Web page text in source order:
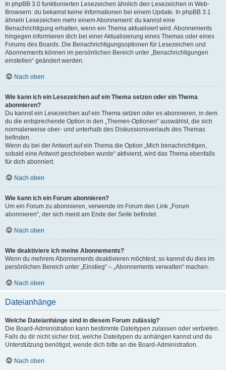
In phpBB 3.0 funktionierten Lesezeichen ähnlich den Lesezeichen in Web-
Browsern: du bekamst keine Informationen bei einem Update. In phpBB 3.1
ähneln Lesezeichen mehr einem Abonnement: du kannst eine
Benachrichtigung erhalten, wenn ein Thema aktualisiert wird. Abonnements
hingegen informieren dich bei einer Aktualisierung eines Themas oder eines
Forums des Boards. Die Benachrichtigungsoptionen für Lesezeichen und
Abonnements können im persönlichen Bereich unter „Benachrichtigungen
einstellen“ geändert werden.
Nach oben
Wie kann ich ein Lesezeichen auf ein Thema setzen oder ein Thema
abonnieren?
Du kannst ein Lesezeichen auf ein Thema setzen oder es abonnieren, in dem
du die entsprechende Option in den „Themen-Optionen“ auswählst, die sich
normalerweise ober- und unterhalb des Diskussionsverlaufs des Themas
befinden.
Wenn du bei der Antwort auf ein Thema die Option „Mich benachrichtigen,
sobald eine Antwort geschrieben wurde“ aktivierst, wird das Thema ebenfalls
für dich abonniert.
Nach oben
Wie kann ich ein Forum abonnieren?
Um ein Forum zu abonnieren, verwende im Forum den Link „Forum
abonnieren“, der sich meist am Ende der Seite befindet.
Nach oben
Wie deaktiviere ich meine Abonnements?
Wenn du mehrere Abonnements deaktivieren möchtest, so kannst du dies im
persönlichen Bereich unter „Einstieg“ – „Abonnements verwalten“ machen.
Nach oben
Dateianhänge
Welche Dateianhänge sind in diesem Forum zulässig?
Die Board-Administration kann bestimmte Dateitypen zulassen oder verbieten.
Falls du dir nicht sicher bist, welche Dateitypen du anhängen kannst und du
Unterstützung benötigst, wende dich bitte an die Board-Administration.
Nach oben